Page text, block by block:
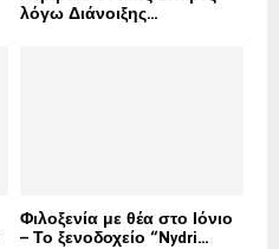
λόγω Διάνοιξης...
Φιλοξενία με θέα στο Ιόνιο
– Το ξενοδοχείο “Nydri...